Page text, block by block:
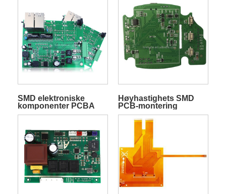
SMD elektroniske
komponenter PCBA
Høyhastighets SMD
PCB-montering